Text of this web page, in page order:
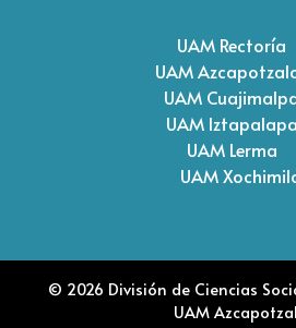
UAM Rectoría
UAM
UAM
UAM Iztapalapa
UAM Lerma
UAM
© 2026 División de Ciencias
UAM